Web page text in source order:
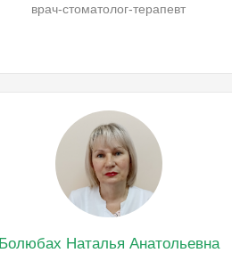
врач-стоматолог-терапевт
Болюбах Наталья Анатольевна